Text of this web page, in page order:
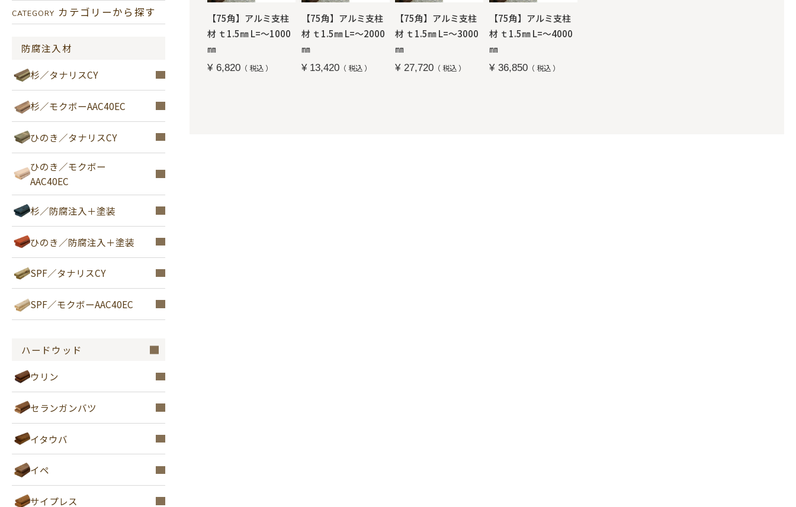
CATEGORY カテゴリーから探す
防腐注入材
杉／タナリスCY
杉／モクボーAAC40EC
ひのき／タナリスCY
ひのき／モクボー
AAC40EC
杉／防腐注入＋塗装
ひのき／防腐注入＋塗装
SPF／タナリスCY
SPF／モクボーAAC40EC
ハードウッド
ウリン
セランガンバツ
イタウバ
イペ
サイプレス
【75角】アルミ支柱
材 ｔ1.5㎜ L=～1000
㎜
¥ 6,820 税込
【75角】アルミ支柱
材 ｔ1.5㎜ L=～2000
㎜
¥ 13,420 税込
【75角】アルミ支柱
材 ｔ1.5㎜ L=～3000
㎜
¥ 27,720 税込
【75角】アルミ支柱
材 ｔ1.5㎜ L=～4000
㎜
¥ 36,850 税込